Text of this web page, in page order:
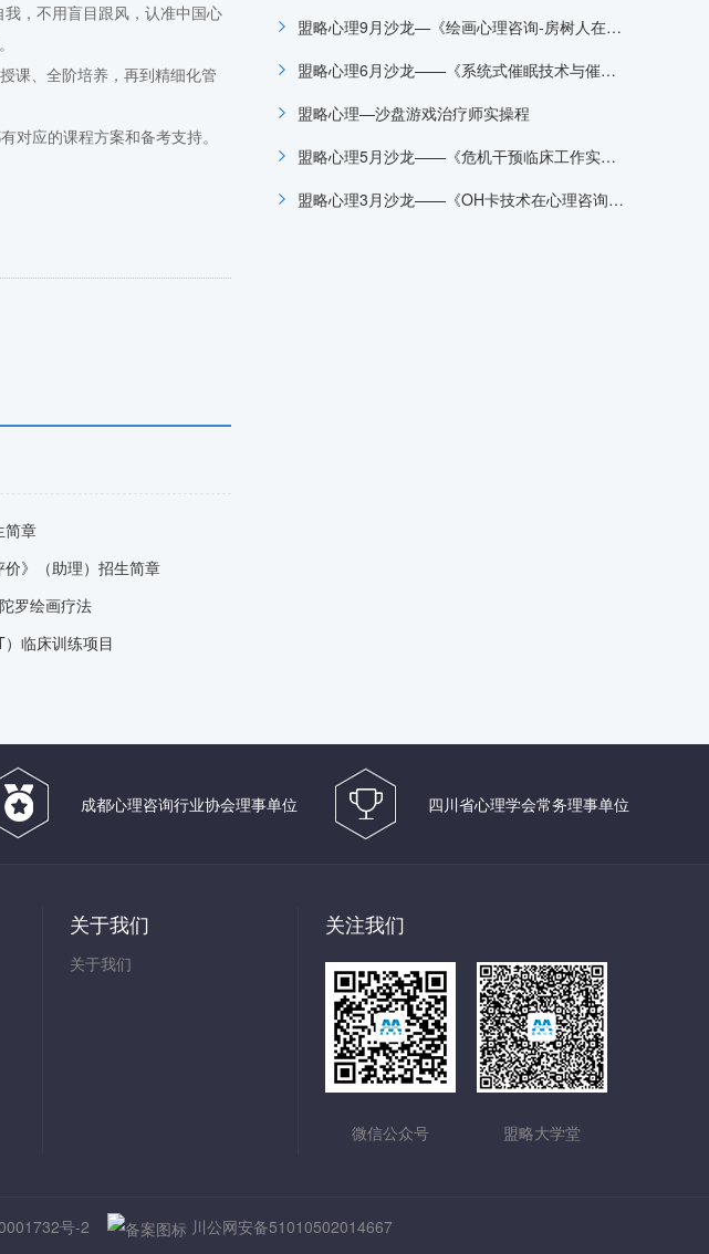
，不用盲目跟风，认准中国心
课、全阶培养，再到精细化管
应的课程方案和备考支持。
简章
》（助理）招生简章
罗绘画疗法
临床训练项目
盟略心理9月沙龙—《绘画心理咨询-房树人在心理咨询中的临床运用》
盟略心理6月沙龙——《系统式催眠技术与催眠治疗临床应用》
盟略心理—沙盘游戏治疗师实操程
盟略心理5月沙龙——《危机干预临床工作实务培训项目》
盟略心理3月沙龙——《OH卡技术在心理咨询中的应用》
成都心理咨询行业协会理事单位 四川省心理学会常务理事单位
关于我们
关于我们
关注我们
微信公众号 盟略大学堂
号-2 川公网安备51010502014667